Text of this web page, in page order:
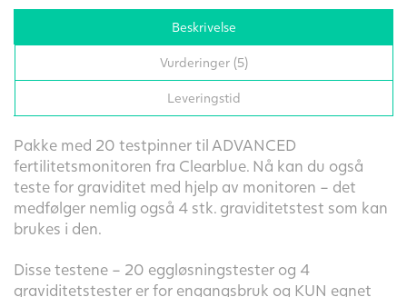
Beskrivelse
Vurderinger (5)
Leveringstid
Pakke med 20 testpinner til ADVANCED
fertilitetsmonitoren fra Clearblue. Nå kan du også
teste for graviditet med hjelp av monitoren – det
medfølger nemlig også 4 stk. graviditetstest som kan
brukes i den.
Disse testene – 20 eggløsningstester og 4
graviditetstester er for engangsbruk og KUN egnet